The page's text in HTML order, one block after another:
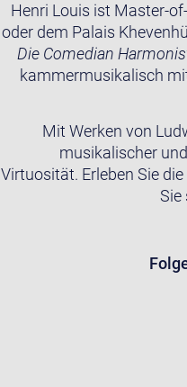
Henri Louis ist Master-
oder dem Palais
Die Comedian
kammermusikalisch
Mit Werken von
musikalischer
Virtuosität. Erleben Sie
Sie